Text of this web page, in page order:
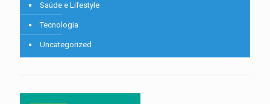
Saúde e Lifestyle
Tecnologia
Uncategorized